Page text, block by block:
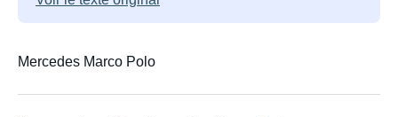
Mercedes Marco Polo